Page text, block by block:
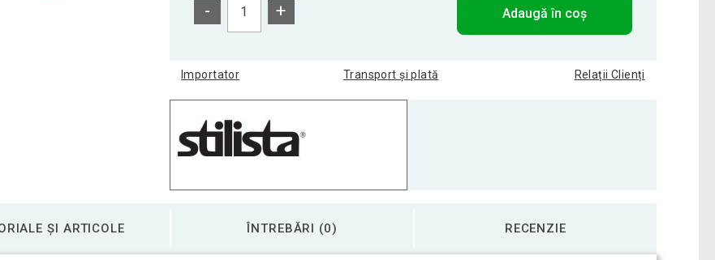
- + Adaugă în coș
Importator Transport și plată Relații Clienți
ȘI ARTICOLE ÎNTREBĂRI (0) RECENZIE